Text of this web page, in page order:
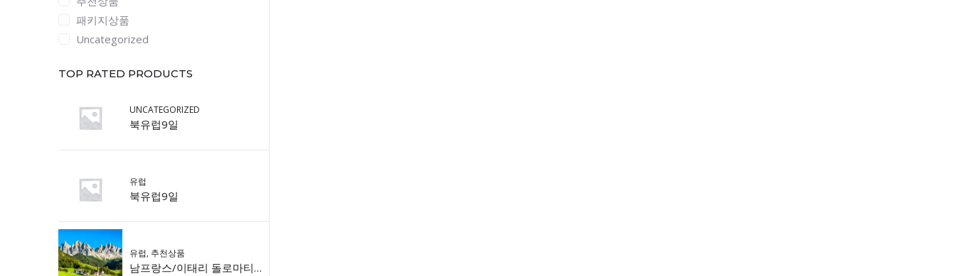
패키지상품
Uncategorized
TOP RATED PRODUCTS
UNCATEGORIZED
북유럽9일
유럽
북유럽9일
유럽, 추천상품
남프랑스/이태리 돌로마티 9일